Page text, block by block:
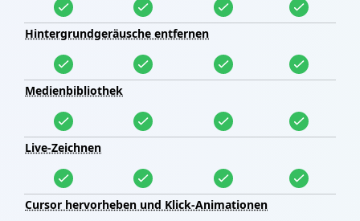
Hintergrundgeräusche entfernen
Medienbibliothek
Live-Zeichnen
Cursor hervorheben und Klick-Animationen